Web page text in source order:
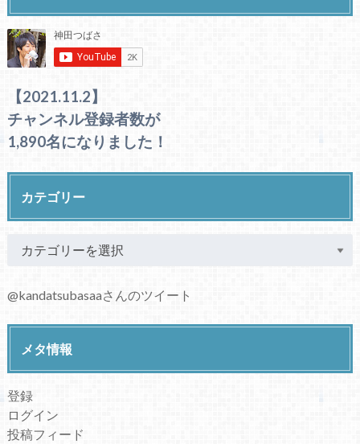
【2021.11.2】
チャンネル登録者数が
1,890名になりました！
カテゴリー
@kandatsubasaaさんのツイート
メタ情報
登録
ログイン
投稿フィード